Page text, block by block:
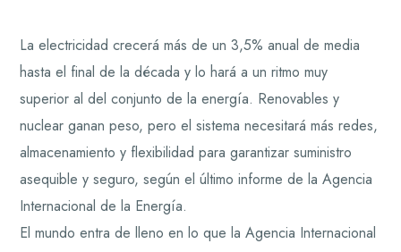
La electricidad crecerá más de un 3,5% anual de media
hasta el final de la década y lo hará a un ritmo muy
superior al del conjunto de la energía. Renovables y
nuclear ganan peso, pero el sistema necesitará más redes,
almacenamiento y flexibilidad para garantizar suministro
asequible y seguro, según el último informe de la Agencia
Internacional de la Energía.
El mundo entra de lleno en lo que la Agencia Internacional